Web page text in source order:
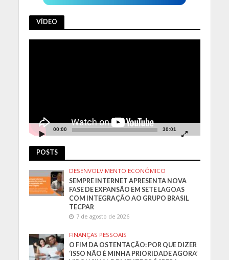
VÍDEO
00:00 30:01
POSTS
DESENVOLVIMENTO ECONÔMICO
SEMPRE INTERNET APRESENTA NOVA
FASE DE EXPANSÃO EM SETE LAGOAS
COM INTEGRAÇÃO AO GRUPO BRASIL
TECPAR
7 de agosto de 2026
FINANÇAS PESSOAIS
O FIM DA OSTENTAÇÃO: POR QUE DIZER
‘ISSO NÃO É MINHA PRIORIDADE AGORA’